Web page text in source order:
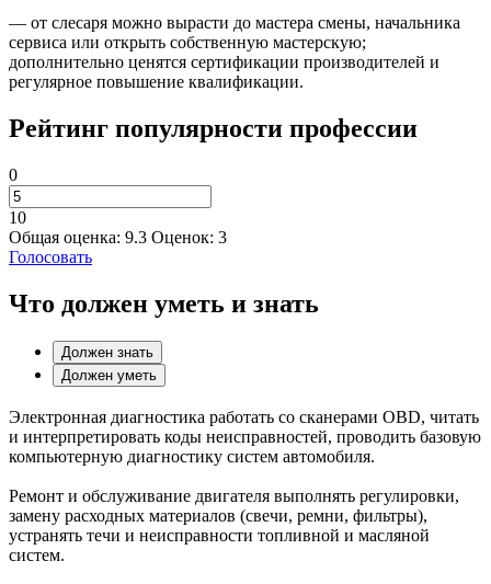
— от слесаря можно вырасти до мастера смены, начальника
сервиса или открыть собственную мастерскую;
дополнительно ценятся сертификации производителей и
регулярное повышение квалификации.
Рейтинг популярности профессии
0
10
Общая оценка: 9.3 Оценок: 3
Голосовать
Что должен уметь и знать
Должен знать
Должен уметь
Электронная диагностика работать со сканерами OBD, читать
и интерпретировать коды неисправностей, проводить базовую
компьютерную диагностику систем автомобиля.
Ремонт и обслуживание двигателя выполнять регулировки,
замену расходных материалов (свечи, ремни, фильтры),
устранять течи и неисправности топливной и масляной
систем.